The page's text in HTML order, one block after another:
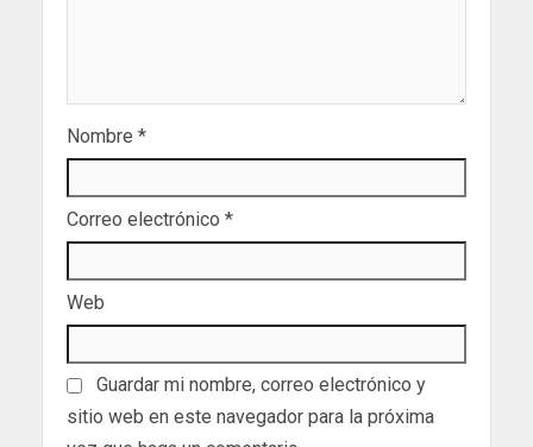
Nombre *
Correo electrónico *
Web
Guardar mi nombre, correo electrónico y
sitio web en este navegador para la próxima